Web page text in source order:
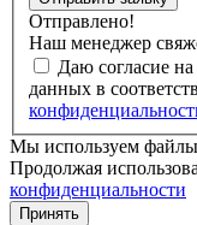
Отправлено!
Наш менеджер
Даю согласие
данных в
Мы используем
Продолжая
конфиденциальности
Принять